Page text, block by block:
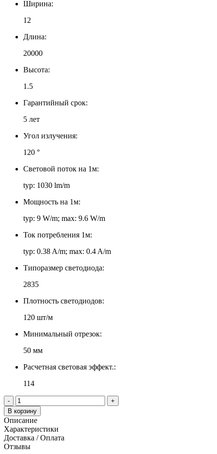
Ширина:
12
Длина:
20000
Высота:
1.5
Гарантийный срок:
5 лет
Угол излучения:
120 °
Световой поток на 1м:
typ: 1030 lm/m
Мощность на 1м:
typ: 9 W/m; max: 9.6 W/m
Ток потребления 1м:
typ: 0.38 A/m; max: 0.4 A/m
Типоразмер светодиода:
2835
Плотность светодиодов:
120 шт/м
Минимальный отрезок:
50 мм
Расчетная световая эффект.:
114
-
+
В корзину
Описание
Характеристики
Доставка / Оплата
Отзывы